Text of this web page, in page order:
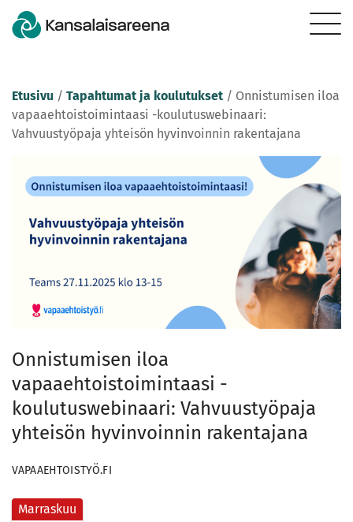
Etusivu / Tapahtumat ja koulutukset / Onnistumisen iloa
vapaaehtoistoimintaasi -koulutuswebinaari:
Vahvuustyöpaja yhteisön hyvinvoinnin rakentajana
Onnistumisen iloa
vapaaehtoistoimintaasi -
koulutuswebinaari: Vahvuustyöpaja
yhteisön hyvinvoinnin rakentajana
VAPAAEHTOISTYÖ.FI
Marraskuu